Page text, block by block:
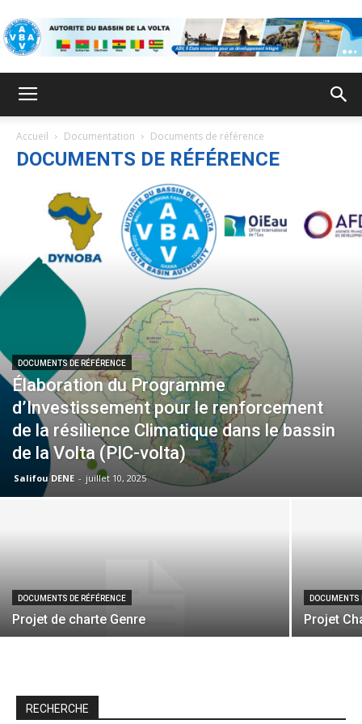
Accueil Documentation Documents de référence
DOCUMENTS DE RÉFÉRENCE
DOCUMENTS DE RÉFÉRENCE
Élaboration du Programme
d’Investissement pour le renforcement
de la résilience Climatique dans le bassin
de la Volta (PIC-volta)
Salifou DENE - juillet 10, 2025
DOCUMENTS DE RÉFÉRENCE
Projet de charte Genre
DOCUMENTS
Projet
RECHERCHE